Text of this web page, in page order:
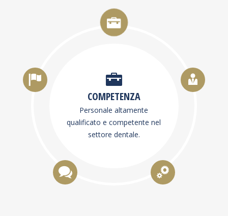
COMPETENZA
Personale altamente
qualificato e competente nel
settore dentale.